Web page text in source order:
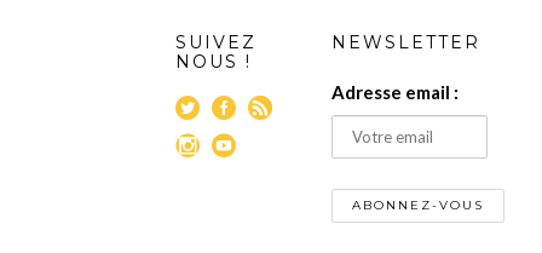
SUIVEZ
NOUS !
NEWSLETTER
Adresse email :